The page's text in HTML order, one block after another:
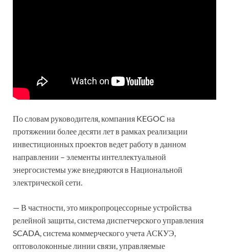
По словам руководителя, компания KEGOC на
протяжении более десяти лет в рамках реализации
инвестиционных проектов ведет работу в данном
направлении – элементы интеллектуальной
энергосистемы уже внедряются в Национальной
электрической сети.
— В частности, это микропроцессорные устройства
релейной защиты, система диспетчерского управления
SCADA, система коммерческого учета АСКУЭ,
оптоволоконные линии связи, управляемые